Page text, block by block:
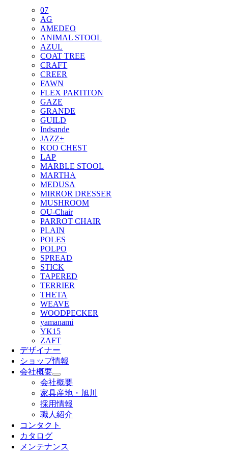
07
AG
AMEDEO
ANIMAL STOOL
AZUL
COAT TREE
CRAFT
CREER
FAWN
FLEX PARTITON
GAZE
GRANDE
GUILD
Indsande
JAZZ+
KOO CHEST
LAP
MARBLE STOOL
MARTHA
MEDUSA
MIRROR DRESSER
MUSHROOM
OU-Chair
PARROT CHAIR
PLAIN
POLES
POLPO
SPREAD
STICK
TAPERED
TERRIER
THETA
WEAVE
WOODPECKER
yamanami
YK15
ZAFT
デザイナー
ショップ情報
会社概要
会社概要
家具産地・旭川
採用情報
職人紹介
コンタクト
カタログ
メンテナンス